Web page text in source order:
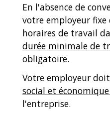
En l'absence de
votre employeur
horaires de travail
durée minimale de
obligatoire.
Votre employeur
social et économique
l'entreprise.